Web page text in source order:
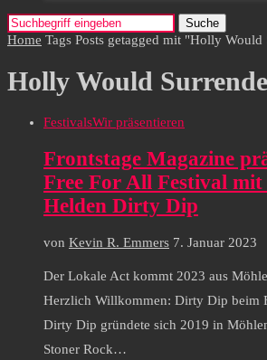
Suche
Home Tags Posts getagged mit "Holly Would
Holly Would
FestivalsWir präsentieren
Frontstage Magazine
Free For All Festival
Helden Dirty Dip
von Kevin R. Emmers 7. Januar 2023
Der Lokale Act kommt 2023 aus
Herzlich Willkommen: Dirty Dip beim
Dirty Dip gründete sich 2019 in
Stoner Rock…